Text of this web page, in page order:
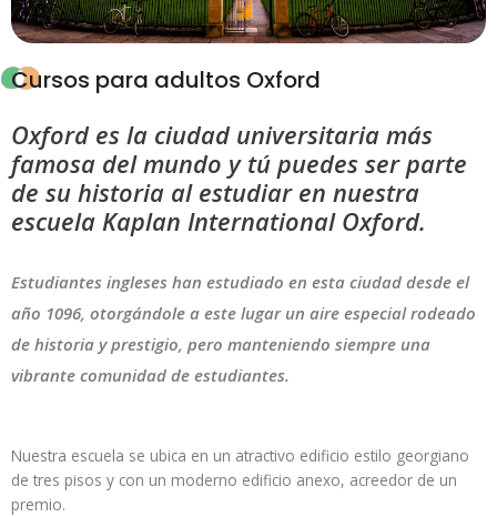
Cursos para adultos Oxford
Oxford es la ciudad universitaria más
famosa del mundo y tú puedes ser parte
de su historia al estudiar en nuestra
escuela Kaplan International Oxford.
Estudiantes ingleses han estudiado en esta ciudad desde el
año 1096, otorgándole a este lugar un aire especial rodeado
de historia y prestigio, pero manteniendo siempre una
vibrante comunidad de estudiantes.
Nuestra escuela se ubica en un atractivo edificio estilo georgiano
de tres pisos y con un moderno edificio anexo, acreedor de un
premio.